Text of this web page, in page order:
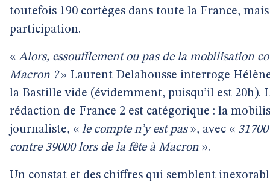
toutefois 190 cortèges dans toute la France,
participation.
« Alors, essoufflement ou pas de la mobilisation
Macron ?» Laurent Delahousse interroge
la Bastille vide (évidemment, puisqu’il est 20h).
rédaction de France 2 est catégorique : la
journaliste, « le compte n’y est pas», avec «
contre 39000 lors de la fête à Macron ».
Un constat et des chiffres qui semblent